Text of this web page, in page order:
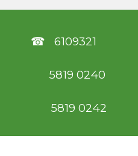
☎ 6109321
5819 0240
5819 0242